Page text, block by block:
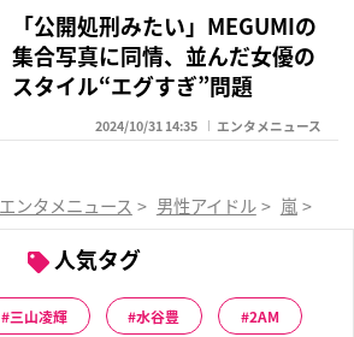
「公開処刑みたい」MEGUMIの
集合写真に同情、並んだ女優の
スタイル“エグすぎ”問題
2024/10/31 14:35 エンタメニュース
エンタメニュース > 男性アイドル > 嵐 >
人気タグ
三山凌輝 水谷豊 2AM